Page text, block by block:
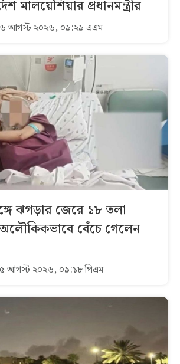
মালয়েশিয়ার প্রধানমন্ত্রীর
আগস্ট ২০২৬, ০৯:২৯ এএম
ঝগড়ার জেরে ১৮ তলা
বেঁচে গেলেন
আগস্ট ২০২৬, ০৯:১৮ পিএম